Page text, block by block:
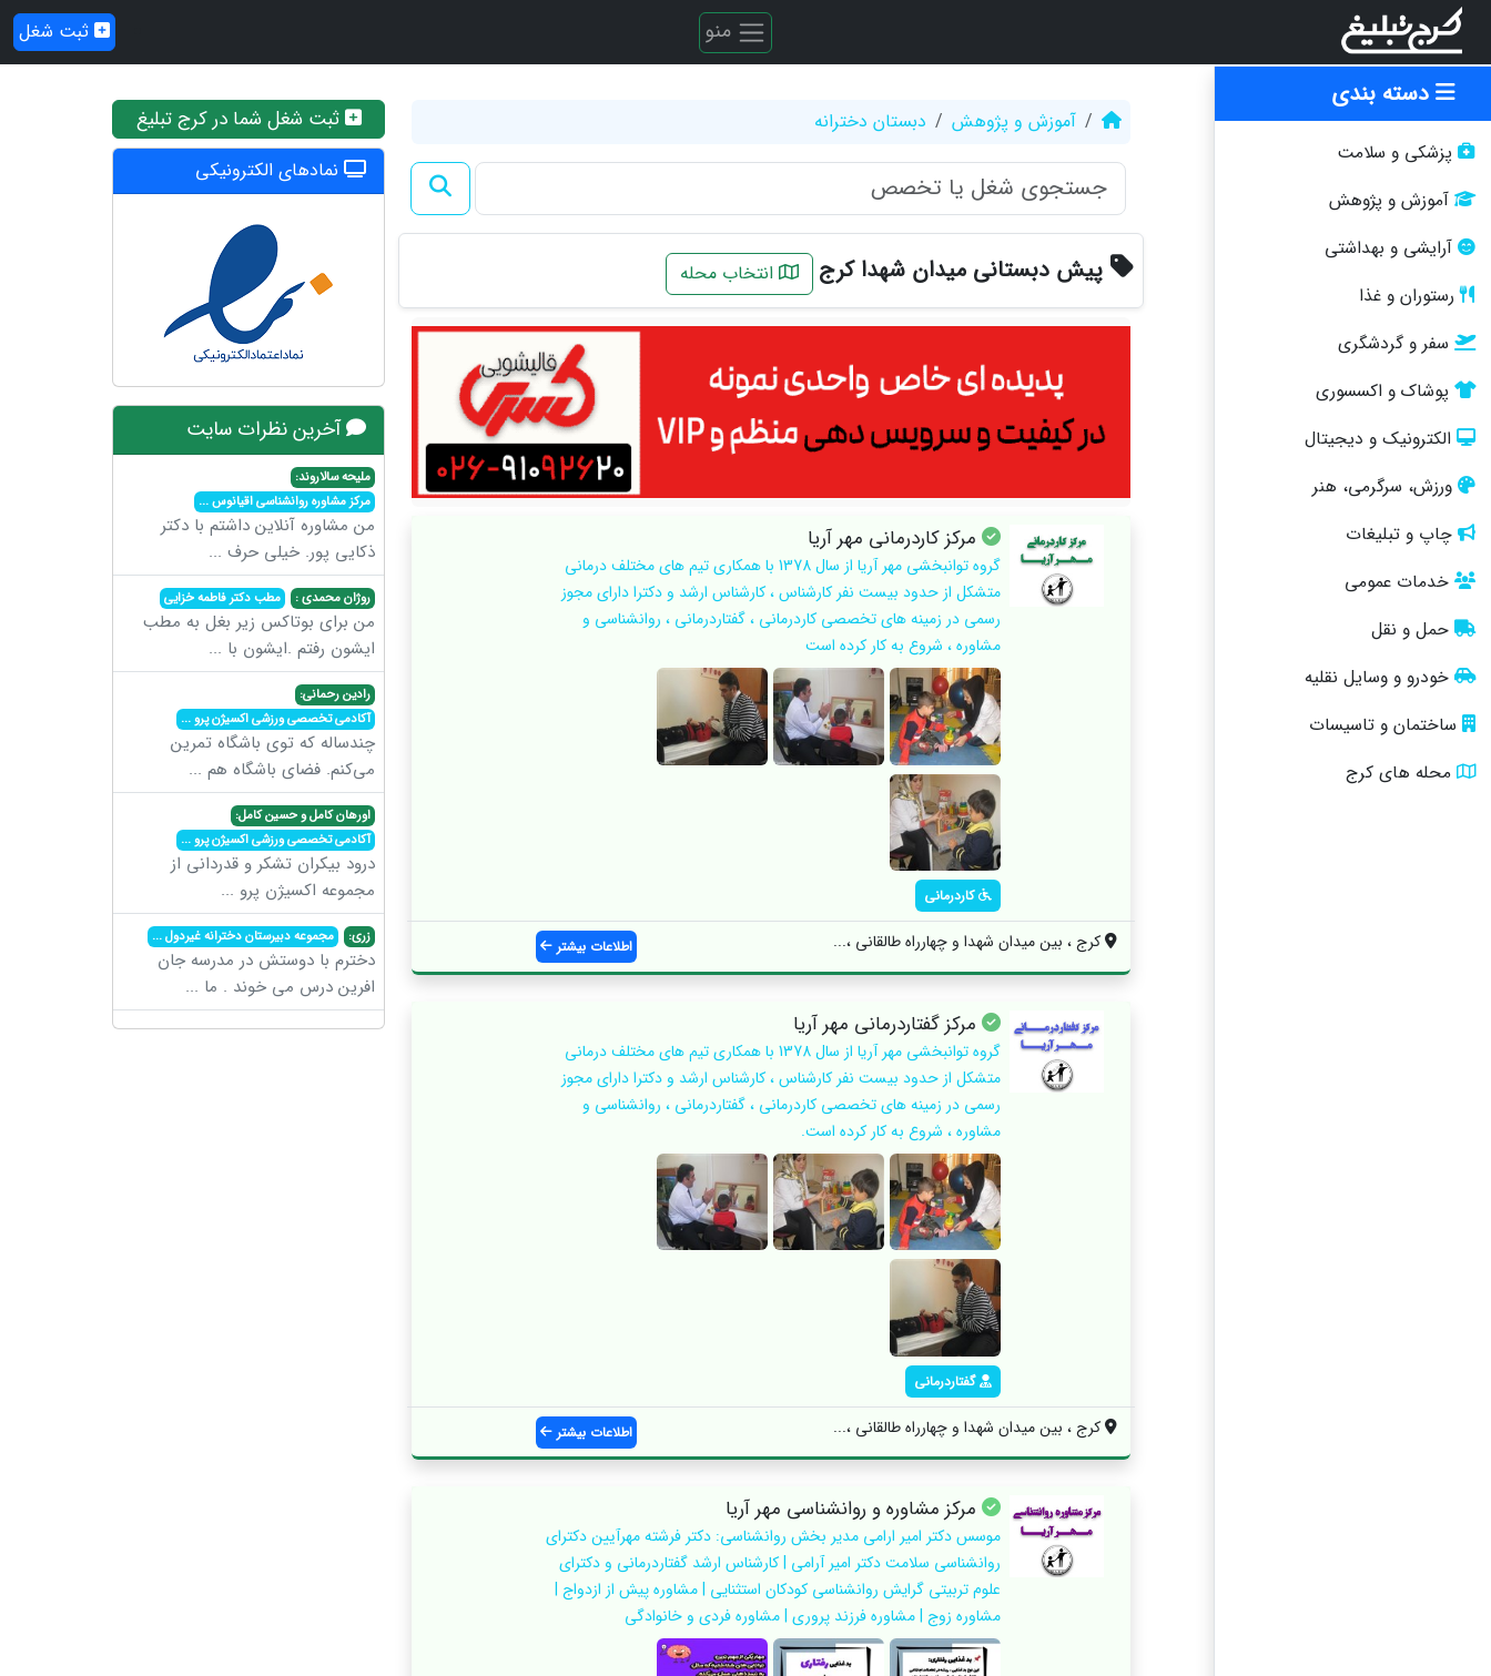
منو ثبت شغل
دسته بندی
پزشکی و سلامت
آموزش و پژوهش
آرایشی و بهداشتی
رستوران و غذا
سفر و گردشگری
پوشاک و اکسسوری
الکترونیک و دیجیتال
ورزش، سرگرمی، هنر
چاپ و تبلیغات
خدمات عمومی
حمل و نقل
خودرو و وسایل نقلیه
ساختمان و تاسیسات
محله های کرج
آموزش و پژوهش دبستان دخترانه
پیش دبستانی میدان شهدا کرج انتخاب محله
مرکز کاردرمانی مهر آریا
گروه توانبخشی مهر آریا از سال 1378 با همکاری تیم های مختلف درمانی
متشکل از حدود بیست نفر کارشناس ، کارشناس ارشد و دکترا دارای مجوز
رسمی در زمینه های تخصصی کاردرمانی ، گفتاردرمانی ، روانشناسی و
مشاوره ، شروع به کار کرده است
کاردرمانی
کرج ، بین میدان شهدا و چهارراه طالقانی ،... اطلاعات بیشتر
مرکز گفتاردرمانی مهر آریا
گروه توانبخشی مهر آریا از سال 1378 با همکاری تیم های مختلف درمانی
متشکل از حدود بیست نفر کارشناس ، کارشناس ارشد و دکترا دارای مجوز
رسمی در زمینه های تخصصی کاردرمانی ، گفتاردرمانی ، روانشناسی و
مشاوره ، شروع به کار کرده است.
گفتاردرمانی
کرج ، بین میدان شهدا و چهارراه طالقانی ،... اطلاعات بیشتر
مرکز مشاوره و روانشناسی مهر آریا
موسس دکتر امیر ارامی مدیر بخش روانشناسی: دکتر فرشته مهرآیین دکترای
روانشناسی سلامت دکتر امیر آرامی | کارشناس ارشد گفتاردرمانی و دکترای
علوم تربیتی گرایش روانشناسی کودکان استثنایی | مشاوره پیش از ازدواج |
مشاوره زوج | مشاوره فرزند پروری | مشاوره فردی و خانوادگی
ثبت شغل شما در کرج تبلیغ
نمادهای الکترونیکی
آخرین نظرات سایت
ملیحه سالاروند:
مرکز مشاوره روانشناسی اقیانوس...
من مشاوره آنلاین داشتم با دکتر
ذکایی پور. خیلی حرف ...
روژان محمدی : مطب دکتر فاطمه خزایی
من برای بوتاکس زیر بغل به مطب
ایشون رفتم .ایشون با ...
رادین رحمانی:
آکادمی تخصصی ورزشی اکسیژن پرو...
چندساله که توی باشگاه تمرین
می‌کنم. فضای باشگاه هم ...
اورهان کامل و حسین کامل:
آکادمی تخصصی ورزشی اکسیژن پرو...
درود بیکران تشکر و قدردانی از
مجموعه اکسیژن پرو ...
زری: مجموعه دبیرستان دخترانه غیردول...
دخترم با دوستش در مدرسه جان
افرین درس می خوند . ما ...